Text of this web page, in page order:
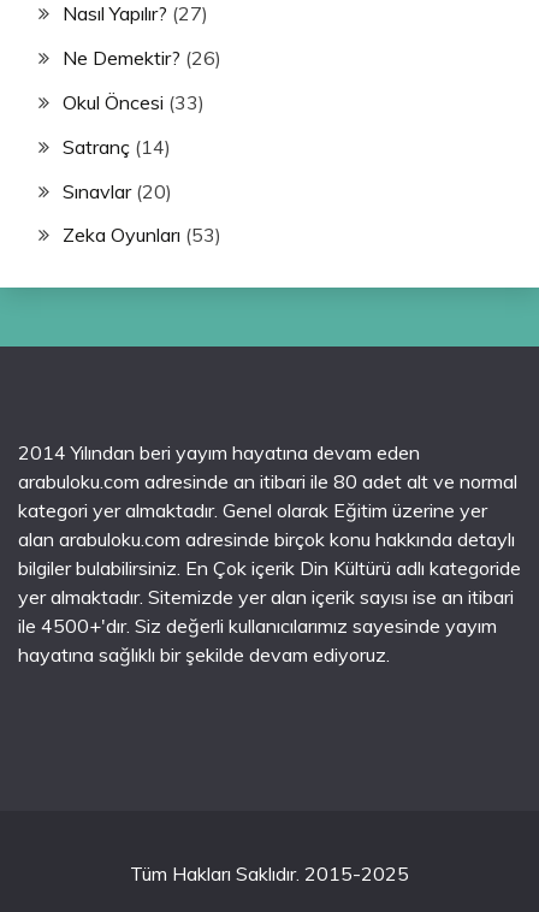
Nasıl Yapılır? (27)
Ne Demektir? (26)
Okul Öncesi (33)
Satranç (14)
Sınavlar(20)
Zeka Oyunları (53)
2014 Yılından beri yayım hayatına devam eden
arabuloku.com adresinde an itibari ile 80 adet alt ve normal
kategori yer almaktadır. Genel olarak Eğitim üzerine yer
alan arabuloku.com adresinde birçok konu hakkında detaylı
bilgiler bulabilirsiniz. En Çok içerik Din Kültürü adlı kategoride
yer almaktadır. Sitemizde yer alan içerik sayısı ise an itibari
ile 4500+'dır. Siz değerli kullanıcılarımız sayesinde yayım
hayatına sağlıklı bir şekilde devam ediyoruz.
Tüm Hakları Saklıdır. 2015-2025